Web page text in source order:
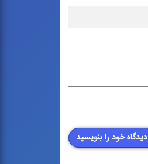
دیدگاه خود را بنویسید